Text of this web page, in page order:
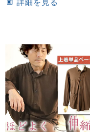
詳細を見る